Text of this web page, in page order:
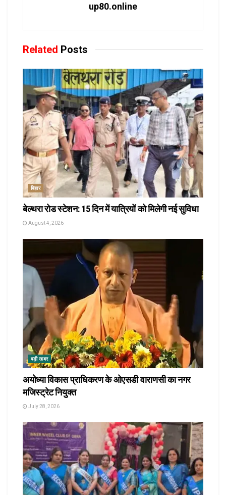
up80.online
Related Posts
बिहार
बेल्थरा रोड स्टेशन: 15 दिन में यात्रियों को मिलेगी नई सुविधा
August 4, 2026
बड़ी खबर
अयोध्या विकास प्राधिकरण के ओएसडी वाराणसी का नगर
मजिस्ट्रेट नियुक्त
July 28, 2026